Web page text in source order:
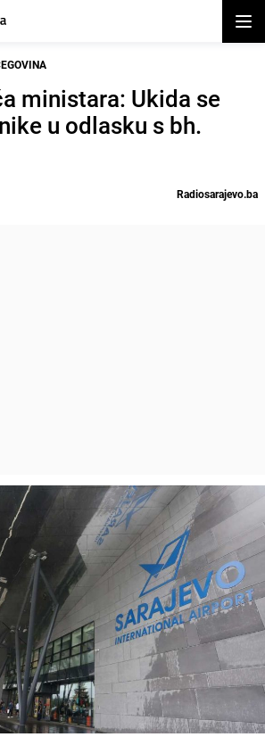
ministara: Ukida se
u odlasku s bh.
Radiosarajevo.ba